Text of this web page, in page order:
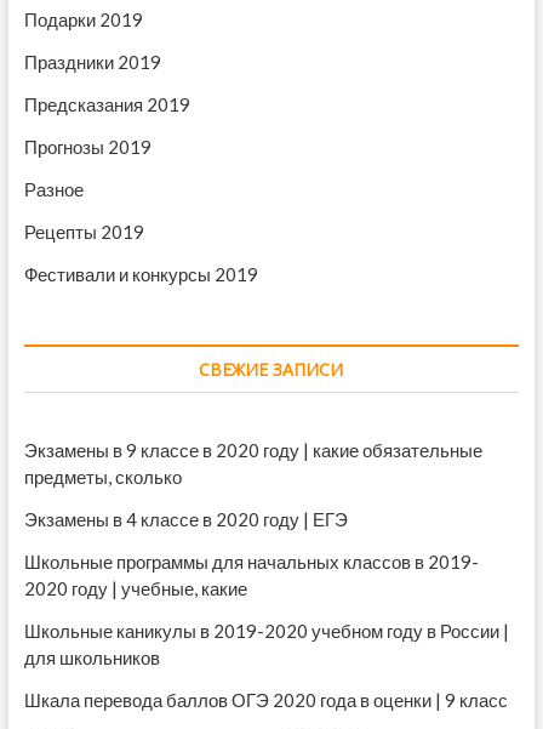
Подарки 2019
Праздники 2019
Предсказания 2019
Прогнозы 2019
Разное
Рецепты 2019
Фестивали и конкурсы 2019
СВЕЖИЕ ЗАПИСИ
Экзамены в 9 классе в 2020 году | какие обязательные
предметы, сколько
Экзамены в 4 классе в 2020 году | ЕГЭ
Школьные программы для начальных классов в 2019-
2020 году | учебные, какие
Школьные каникулы в 2019-2020 учебном году в России |
для школьников
Шкала перевода баллов ОГЭ 2020 года в оценки | 9 класс